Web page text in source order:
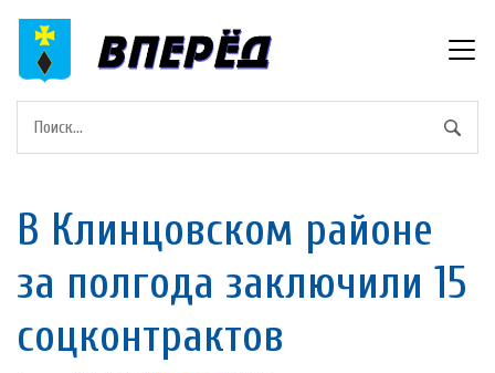
В Клинцовском районе
за полгода заключили 15
соцконтрактов